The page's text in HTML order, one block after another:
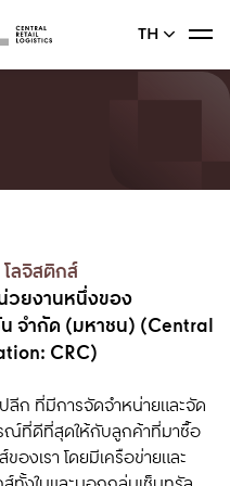
TH
โลจิสติกส์
วยงานหนึ่งของ
น จำกัด (มหาชน) (Central
CRC)
ก ที่มีการจัดจำหน่ายและจัด
ณ์ที่ดีที่สุดให้กับลูกค้าที่มาซื้อ
ของเรา โดยมีเครือข่ายและ